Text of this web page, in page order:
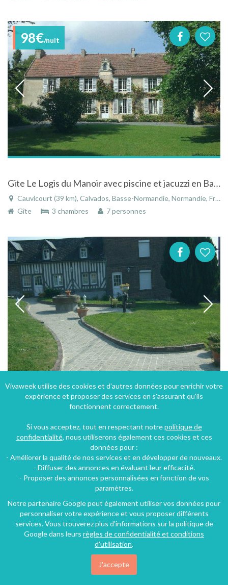
98€/nuit
Gite Le Logis du Manoir avec piscine et jacuzzi en Basse-Normandie
Cauvicourt (39 km), Calvados, Basse-Normandie, Normandie, France
Gîte
3 chambres 7 personnes
Maison au cœur du Pays d'Auge
Maison - Villa
6 personnes
Vivaweek utilise des cookies et d'autres données pour enrichir votre
expérience et proposer des services en s'assurant qu'ils
fonctionnent correctement.
Si vous acceptez, tout en respectant notrepolitique de
confidentialité, nous utiliserons également ces cookies et ces
données pour :
- Améliorer la qualité de nos services et en développer de nouveaux.
- Diffuser des annonces en évaluant leur efficacité.
- Proposer des annonces personnalisées en fonction de vos
paramètres.
Notre partenaire Google peut également utiliser vos données pour
personnaliser votre expérience et vous proposer différents
services. Vous trouverez plus d'informations sur la politique de
Google dans leurs règles de confidentialité et conditions
d'utilisation.
J'accepte